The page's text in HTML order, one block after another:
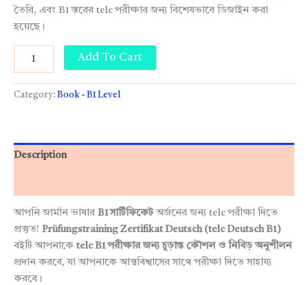
তৈরি, এবং B1 স্তরের telc পরীক্ষার জন্য বিশেষভাবে ডিজাইন করা
হয়েছে।
Add To Cart
Category: Book - B1 Level
Description
আপনি জার্মান ভাষার B1 সার্টিফিকেটঅর্জনের জন্য telc পরীক্ষা দিতে
প্রস্তুত! Prüfungstraining Zertifikat Deutsch (telc Deutsch B1)
বইটি আপনাকে telc B1 পরীক্ষার জন্য চূড়ান্ত কৌশল ও নিবিড় অনুশীলন
প্রদান করবে, যা আপনাকে আত্মবিশ্বাসের সাথে পরীক্ষা দিতে সাহায্য
করবে।